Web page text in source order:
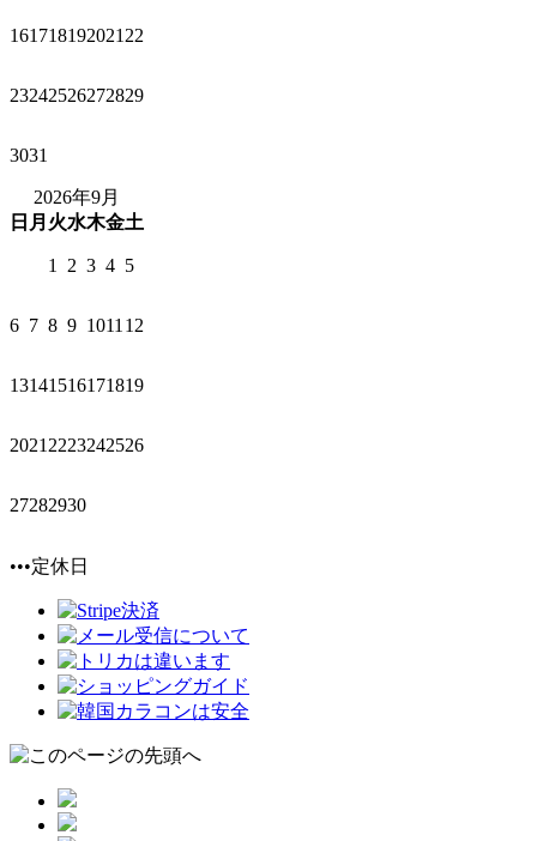
161718192021 22
23242526272829
3031
2026年9月
日 月 火水木金土
1 2 3 4 5
6 7 8 9 1011 12
13141516171819
2021 2223242526
27282930
•••定休日